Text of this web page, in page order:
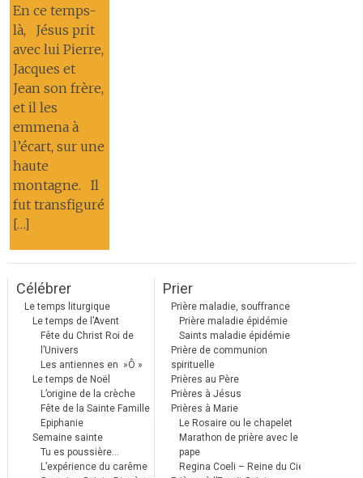
En ce temps-
là, Jésus prit
avec lui Pierre,
Jacques et
Jean son frère,
et il les
emmena à
l’écart, sur une
haute
montagne. Il
fut transfiguré
[…]
Célébrer
Le temps liturgique
Le temps de l’Avent
Fête du Christ Roi de
l’Univers
Les antiennes en »Ô »
Le temps de Noël
L’origine de la crèche
Fête de la Sainte Famille
Epiphanie
Semaine sainte
Tu es poussière…
L’expérience du carême
Prier
Prière maladie, souffrance
Prière maladie épidémie
Saints maladie épidémie
Prière de communion
spirituelle
Prières au Père
Prières à Jésus
Prières à Marie
Le Rosaire ou le chapelet
Marathon de prière avec le
pape
Regina Coeli – Reine du Ciel